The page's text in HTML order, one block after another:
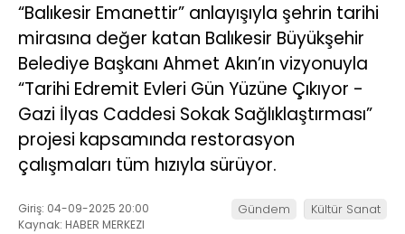
“Balıkesir Emanettir” anlayışıyla şehrin tarihi
mirasına değer katan Balıkesir Büyükşehir
Belediye Başkanı Ahmet Akın’ın vizyonuyla
“Tarihi Edremit Evleri Gün Yüzüne Çıkıyor -
Gazi İlyas Caddesi Sokak Sağlıklaştırması”
projesi kapsamında restorasyon
çalışmaları tüm hızıyla sürüyor.
Giriş: 04-09-2025 20:00
Kaynak: HABER MERKEZI
Gündem Kültür Sanat